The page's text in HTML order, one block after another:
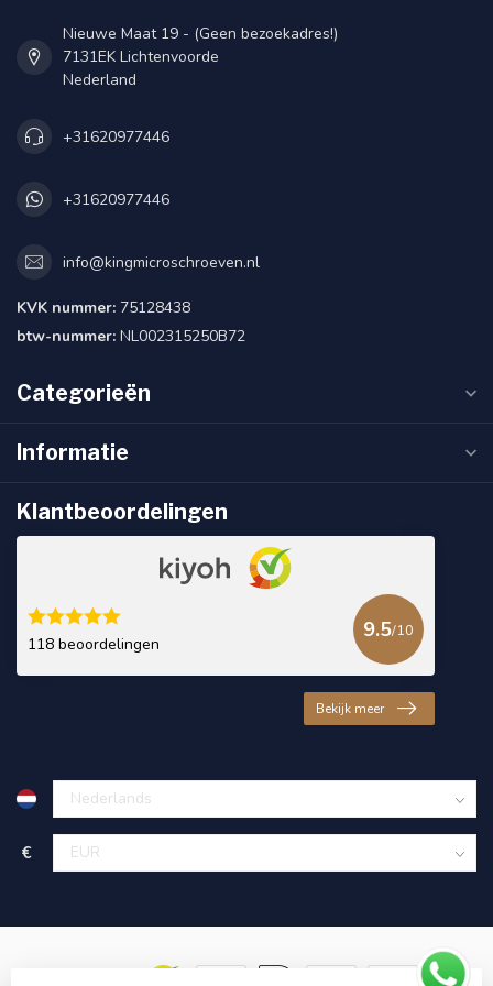
Nieuwe Maat 19 - (Geen bezoekadres!)
7131EK Lichtenvoorde
Nederland
+31620977446
+31620977446
info@kingmicroschroeven.nl
KVK nummer: 75128438
btw-nummer: NL002315250B72
Categorieën
Informatie
Klantbeoordelingen
118 beoordelingen
9.5/10
Bekijk meer
€